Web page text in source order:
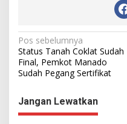
N
a
v
i
g
Pos sebelumnya
Status Tanah Coklat Sudah
Final, Pemkot Manado
Sudah Pegang Sertifikat
Jangan Lewatkan